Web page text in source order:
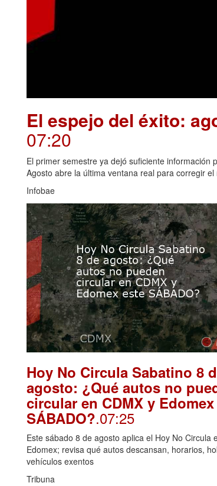
El espejo del éxito:
07:20
El primer semestre ya dejó suficiente
Agosto abre la última ventana real para corregir
Infobae
Hoy No Circula Sabatino 8
agosto: ¿Qué autos no
circular en CDMX y
SÁBADO?.07:25
Este sábado 8 de agosto aplica el Hoy No Circula
Edomex; revisa qué autos descansan, horarios,
vehículos exentos
Tribuna